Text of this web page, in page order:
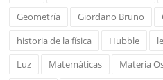
Geometría
Giordano Bruno
historia de la física
Hubble
Luz
Matemáticas Materia